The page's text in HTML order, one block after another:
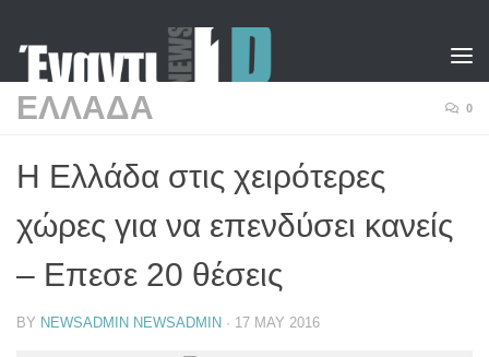
ΕΛΛΑΔΑ 0
Η Ελλάδα στις χειρότερες
χώρες για να επενδύσει κανείς
– Επεσε 20 θέσεις
BY NEWSADMIN NEWSADMIN · 17 MAY 2016